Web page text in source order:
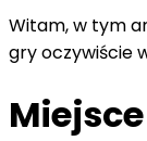
Witam, w tym
gry oczywiście